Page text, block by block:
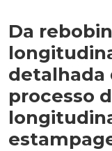
Da
detalhada
processo